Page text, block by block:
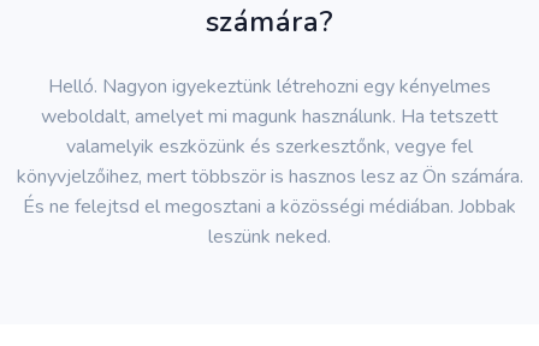
számára?
Helló. Nagyon igyekeztünk létrehozni egy kényelmes
weboldalt, amelyet mi magunk használunk. Ha tetszett
valamelyik eszközünk és szerkesztőnk, vegye fel
könyvjelzőihez, mert többször is hasznos lesz az Ön számára.
És ne felejtsd el megosztani a közösségi médiában. Jobbak
leszünk neked.